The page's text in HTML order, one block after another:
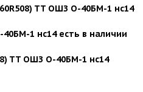
TT ОШЗ О-40БМ-1 нс14
1 нс14 есть в наличии
TT ОШЗ О-40БМ-1 нс14